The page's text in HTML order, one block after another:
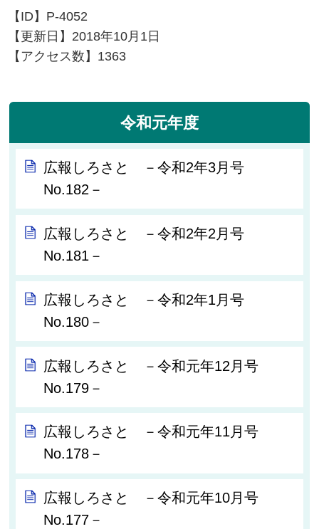
【ID】 P-4052
【更新日】 2018年10月1日
【アクセス数】 1363
令和元年度
広報しろさと －令和2年3月号
No.182－
広報しろさと －令和2年2月号
No.181－
広報しろさと －令和2年1月号
No.180－
広報しろさと －令和元年12月号
No.179－
広報しろさと －令和元年11月号
No.178－
広報しろさと －令和元年10月号
No.177－